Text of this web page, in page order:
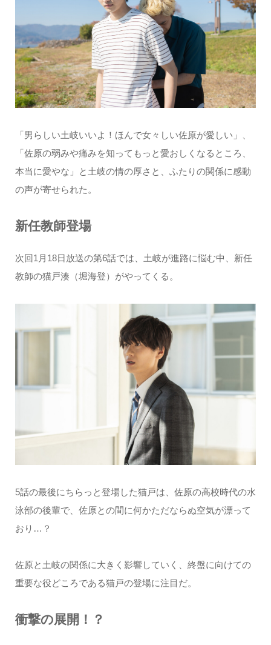
「男らしい土岐いいよ！ほんで女々しい佐原が愛しい」、
「佐原の弱みや痛みを知ってもっと愛おしくなるところ、
本当に愛やな」と土岐の情の厚さと、ふたりの関係に感動
の声が寄せられた。
新任教師登場
次回1月18日放送の第6話では、土岐が進路に悩む中、新任
教師の猫戸湊（堀海登）がやってくる。
5話の最後にちらっと登場した猫戸は、佐原の高校時代の水
泳部の後輩で、佐原との間に何かただならぬ空気が漂って
おり…？
佐原と土岐の関係に大きく影響していく、終盤に向けての
重要な役どころである猫戸の登場に注目だ。
衝撃の展開！？